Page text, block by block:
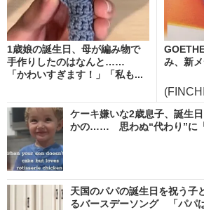
1歳娘の誕生日、母が編み物で
手作りしたのはなんと……
「かわいすぎます！」「私も...
み、新
ケーキ嫌いな2歳息子、誕生
かの…… 思わぬ“代わり”に
天国のパパの誕生日を祝う子
るバースデーソング 「パパ